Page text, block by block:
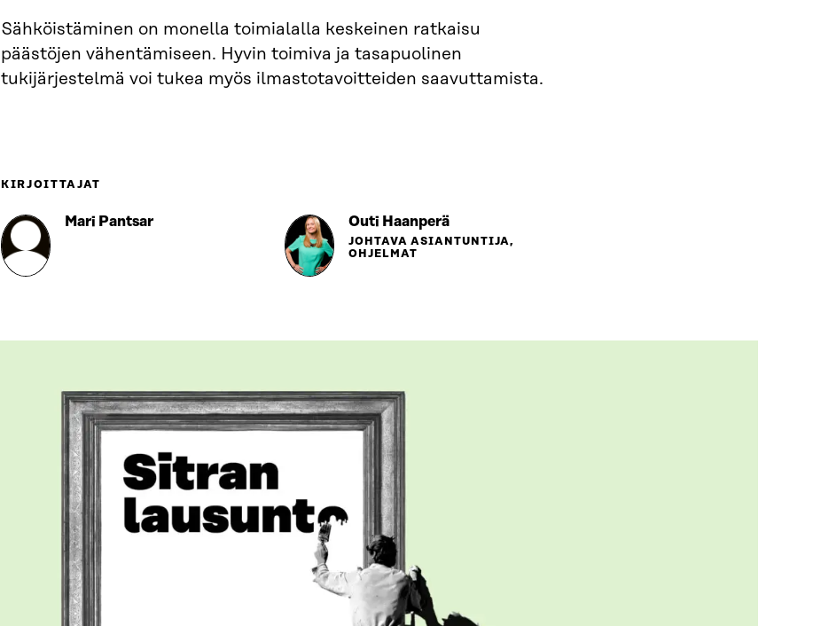
Sähköistäminen on monella toimialalla keskeinen ratkaisu
päästöjen vähentämiseen. Hyvin toimiva ja tasapuolinen
tukijärjestelmä voi tukea myös ilmastotavoitteiden saavuttamista.
KIRJOITTAJAT
Mari Pantsar Outi Haanperä
JOHTAVA ASIANTUNTIJA,
OHJELMAT